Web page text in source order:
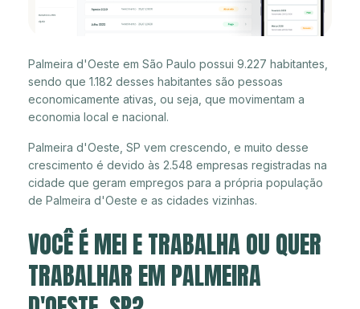
Palmeira d'Oeste em São Paulo possui 9.227 habitantes,
sendo que 1.182 desses habitantes são pessoas
economicamente ativas, ou seja, que movimentam a
economia local e nacional.
Palmeira d'Oeste, SP vem crescendo, e muito desse
crescimento é devido às 2.548 empresas registradas na
cidade que geram empregos para a própria população
de Palmeira d'Oeste e as cidades vizinhas.
VOCÊ É MEI E TRABALHA OU QUER
TRABALHAR EM PALMEIRA